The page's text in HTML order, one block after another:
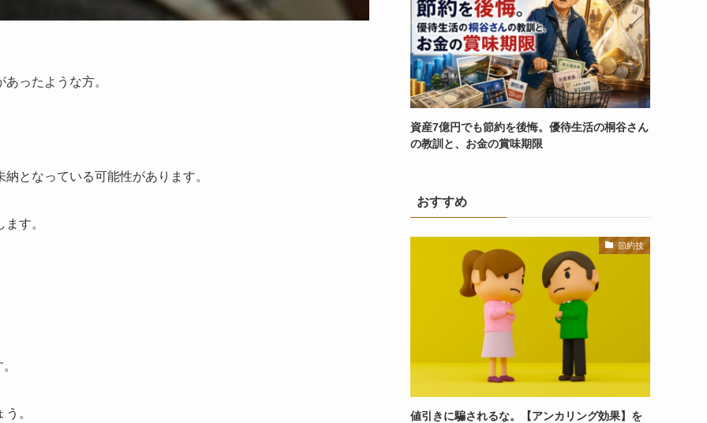
ったような方。
となっている可能性があります。
す。
。
資産7億円でも節約を後悔。優待生活の桐谷さん
の教訓と、お金の賞味期限
おすすめ
節約技
値引きに騙されるな。【アンカリング効果】を